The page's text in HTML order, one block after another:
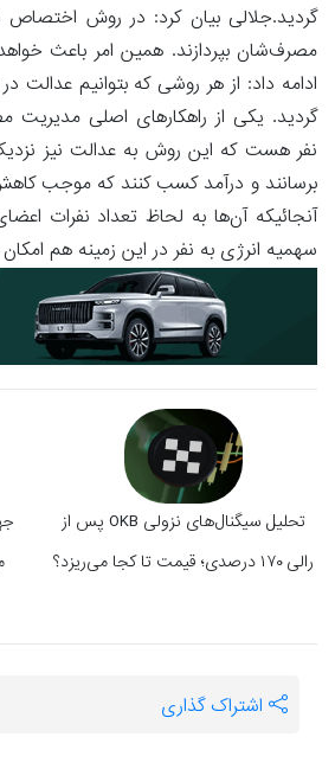
گردید.جلالی بیان کرد: در روش اختصاص
مصرف‌شان بپردازند. همین امر باعث
ادامه داد: از هر روشی که بتوانیم عدالت
گردید. یکی از راهکارهای اصلی
برسانند و درآمد کسب کنند که موجب کاهش
آنجائیکه آن‌ها به لحاظ تعداد نفرات
سهمیه انرژی به نفر در این زمینه هم
تحلیل سیگنال‌های نزولی OKB پس از
رالی ۱۷۰ درصدی؛ قیمت تا کجا می‌ریزد؟
اشتراک گذاری